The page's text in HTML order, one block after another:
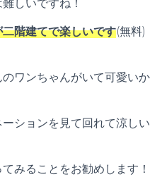
しいですね！
階建てで楽しいです(無料)
ワンちゃんがいて可愛いか
ションを見て回れて涼しい
みることをお勧めします！